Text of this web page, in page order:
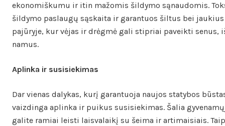
ekonomiškumu ir itin mažomis šildymo sąnaudomis.
šildymo paslaugų sąskaita ir garantuos šiltus bei
pajūryje, kur vėjas ir drėgmė gali stipriai paveikti senus,
namus.
Aplinka ir susisiekimas
Dar vienas dalykas, kurį garantuoja naujos statybos
vaizdinga aplinka ir puikus susisiekimas. Šalia
galite ramiai leisti laisvalaikį su šeima ir artimaisiais.